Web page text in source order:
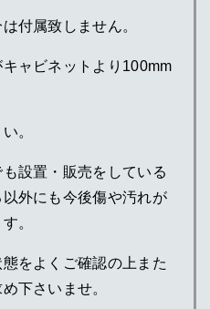
付属致しません。
ャビネットより100mm
。
設置・販売をしている
外にも今後傷や汚れが
。
をよくご確認の上また
下さいませ。